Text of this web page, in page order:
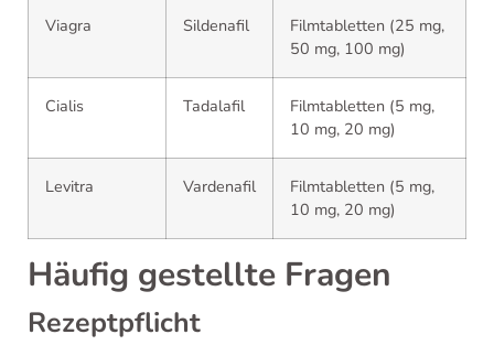
Viagra Sildenafil
Filmtabletten (25 mg,
50 mg, 100 mg)
Cialis Tadalafil
Filmtabletten (5 mg,
10 mg, 20 mg)
Levitra Vardenafil
Filmtabletten (5 mg,
10 mg, 20 mg)
Häufig gestellte Fragen
Rezeptpflicht